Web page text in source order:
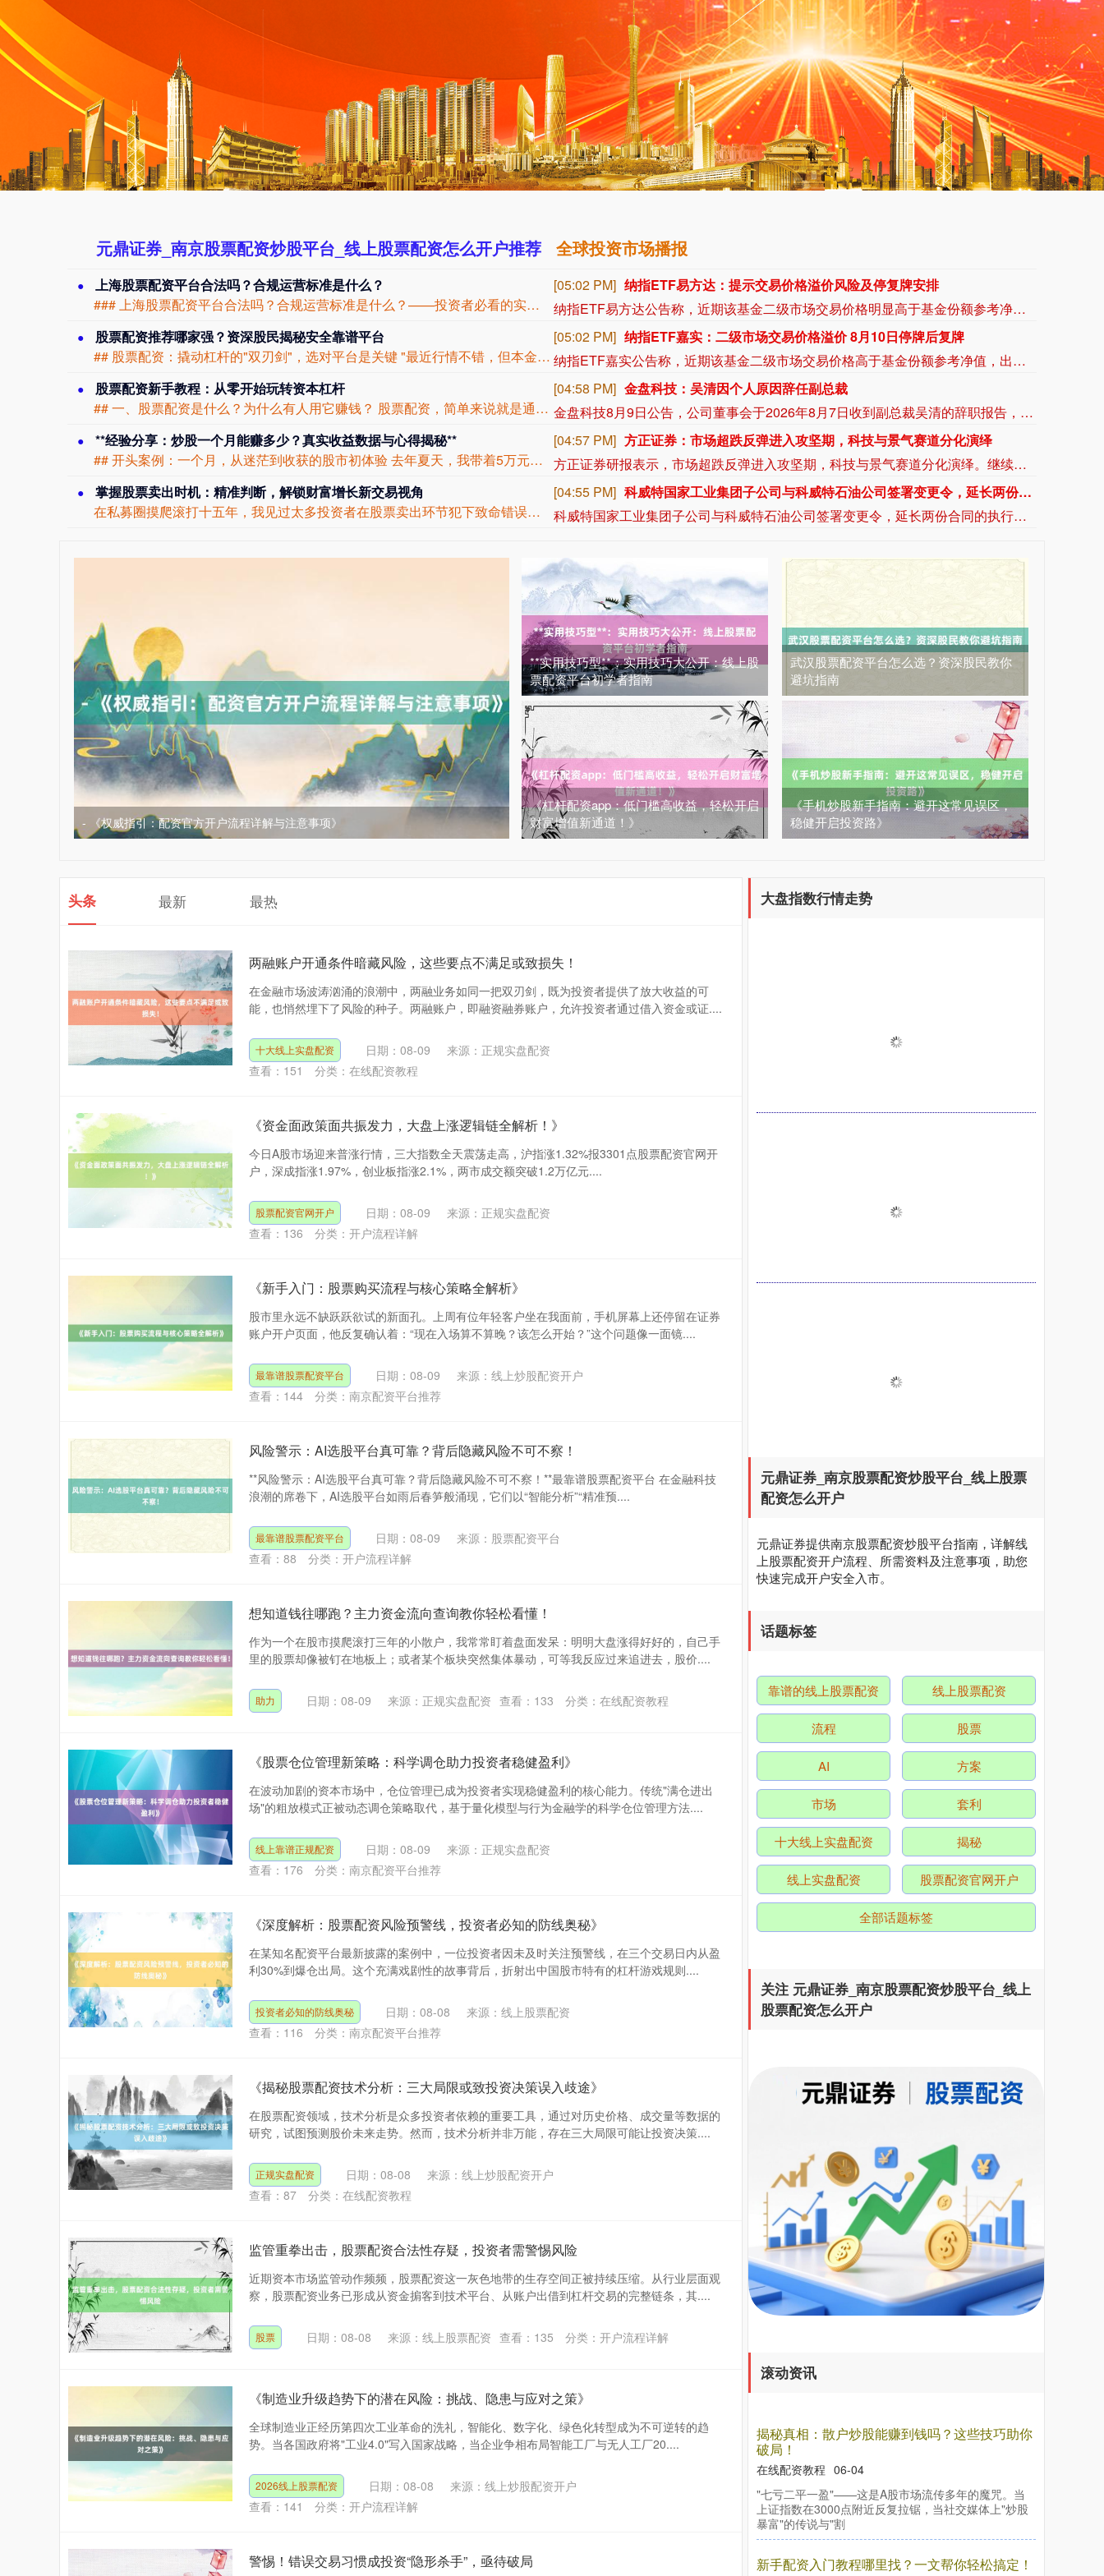
元鼎证券_南京股票配资炒股平台_线上股票配资怎么开户推荐
上海股票配资平台合法吗？合规运营标准是什么？
### 上海股票配资平台合法吗？合规运营标准是什么？——投资者必看的实用指南线上...
股票配资推荐哪家强？资深股民揭秘安全靠谱平台
## 股票配资：撬动杠杆的"双刃剑"，选对平台是关键 "最近行情不错，但本金太少...
股票配资新手教程：从零开始玩转资本杠杆
## 一、股票配资是什么？为什么有人用它赚钱？ 股票配资，简单来说就是通过向配资...
**经验分享：炒股一个月能赚多少？真实收益数据与心得揭秘**
## 开头案例：一个月，从迷茫到收获的股市初体验 去年夏天，我带着5万元本金和满...
掌握股票卖出时机：精准判断，解锁财富增长新交易视角
在私募圈摸爬滚打十五年，我见过太多投资者在股票卖出环节犯下致命错误——有人因贪婪...
全球投资市场播报
[04:54 PM] 携程：针对受台风影响相关地区酒店订单开启兜底保障措施
8月9日，受台风“白海豚”影响，在线旅游平台携程旅行启动应急保障：交通方面，携程旅行已收到国航、东航、南航、厦航等多家航空公司涉及浙江省进出港或经停航班，起飞日期在2026年8月9日—2026年8月10日的机票免费退改政策。我们会持续关注航司政策并协助用户进行机票的退改。酒店方面，针对受台风影响的相关地区，携程已开启兜底保障措施，符合以下条件的用户可免费取消：预订时间在8月9日前、入住日期为8月9日至8月10日的浙江省酒店订单；预订时间不限，入住日期为8月9日至8月10日的屏东县琉球乡酒店订单；预订时间在8月9日11:00前、入住日期为8月9日至8月11日的黄山山顶、黄山山上、黄山汤口南大门及黄山区北大门酒店订单。
[04:25 PM] 映翰通：拟以2000万元-3000万元回购公司股份
映翰通公告，拟以自有资金不低于2000万元（含）、不超过3000万元（含）回购公司股份，回购价格不超过56元/股（含），所回购股份将用于注销并相应减少注册资本。回购期限为自股东会审议通过之日起6个月。本次回购方案尚需提交公司股东会审议。
[03:54 PM] 也门胡塞武装称袭击沙特阿美公司炼油厂
萨那消息：也门胡塞武装9日称，该组织使用无人机对位于沙特阿拉伯吉赞的沙特阿美公司炼油厂发动了“精准打击”。 胡塞武装发言人叶海亚·萨雷亚在声明中说，此次打击是为了回应不久前沙特无人机侵犯也门领空的行为。 沙特阿拉伯能源部9日早些时候在社交媒体上说，位于吉赞的沙特阿美公司炼油厂的一处设施当天凌晨发生火灾。该公司工业安全消防队已将火灾扑灭，事故未造成人员伤亡。(新华社)
[03:51 PM] *ST发展：与预重整投资人签署重整投资协议，股票复牌
8月9日，*ST发展发布公告，公司于2026年8月7日与预重整牵头投资人天津景行新能企业管理咨询有限公司、共青城景行新能产业投资合伙企业（有限合伙）共同签署了《财信地产发展集团股份有限公司重整投资协议》。根据协议，公司以总股本11亿股为基数，按每10股转增约5.96113176702839股的比例实施资本公积金转增股票，共计转增6.56亿股。转增完成后，总股本将增加至17.56亿股。前述转增股票不向原股东进行分配。乙方（天津景行与共青城景行）与全部联合体投资人合计受让6.26亿股转增股票，其中乙方受让3.43亿股。重整投资款合计6.26亿元，受让价格为1元/股。公司股票将于2026年8月10日上午开市起复牌。公告提示，虽然《重整投资协议》已签署，但仍可能存在协议被终止、解除、撤销、认定无效或不能履行等风险。此外，净资产转正安排、营业收入达标安排存在无法实现的风险，如相关指标未达标，公司股票将被终止上市。公司能否被法院受理重整、后续是否进入重整程序均存在不确定性。
[03:43 PM] 宁夏建材：拟1亿-2亿元回购股份用于注销
宁夏建材公告称，公司拟以集中竞价交易方式回购股份，资金总额不低于1亿元且不超过2亿元，回购价格不超过19.47元/股，回购期限为自股东会审议通过回购方案之日起3个月内。回购股份将用于注销，预计回购数量为513.61万-1027.22万股，占总股本的1.07%-2.15%。本次回购尚需股东会审议，存在未通过、无法实施等风险。
- 《权威指引：配资官方开户流程详解与注意事项》
**实用技巧型**：实用技巧大公开：线上股
票配资平台初学者指南
《杠杆配资app：低门槛高收益，轻松开启
财富增值新通道！》
武汉股票配资平台怎么选？资深股民教你
避坑指南
《手机炒股新手指南：避开这常见误区，
稳健开启投资路》
头条 最新 最热
两融账户开通条件暗藏风险，这些要点不满足或致损失！
在金融市场波涛汹涌的浪潮中，两融业务如同一把双刃剑，既为投资者提供了放大收益的可
能，也悄然埋下了风险的种子。两融账户，即融资融券账户，允许投资者通过借入资金或证....
十大线上实盘配资 日期：08-09
来源：正规实盘配资
查看： 151 分类： 在线配资教程
《资金面政策面共振发力，大盘上涨逻辑链全解析！》
今日A股市场迎来普涨行情，三大指数全天震荡走高，沪指涨1.32%报3301点股票配资官网开
户，深成指涨1.97%，创业板指涨2.1%，两市成交额突破1.2万亿元....
股票配资官网开户 日期：08-09
来源：正规实盘配资
查看： 136 分类： 开户流程详解
《新手入门：股票购买流程与核心策略全解析》
股市里永远不缺跃跃欲试的新面孔。上周有位年轻客户坐在我面前，手机屏幕上还停留在证券
账户开户页面，他反复确认着：“现在入场算不算晚？该怎么开始？”这个问题像一面镜....
最靠谱股票配资平台 日期：08-09
来源：线上炒股配资开户
查看： 144 分类： 南京配资平台推荐
风险警示：AI选股平台真可靠？背后隐藏风险不可不察！
**风险警示：AI选股平台真可靠？背后隐藏风险不可不察！**最靠谱股票配资平台 在金融科技
浪潮的席卷下，AI选股平台如雨后春笋般涌现，它们以“智能分析”“精准预....
最靠谱股票配资平台 日期：08-09
来源：股票配资平台
查看： 88 分类： 开户流程详解
想知道钱往哪跑？主力资金流向查询教你轻松看懂！
作为一个在股市摸爬滚打三年的小散户，我常常盯着盘面发呆：明明大盘涨得好好的，自己手
里的股票却像被钉在地板上；或者某个板块突然集体暴动，可等我反应过来追进去，股价....
助力 日期：08-09 来源：正规实盘配资 查看： 133 分类： 在线配资教程
《股票仓位管理新策略：科学调仓助力投资者稳健盈利》
在波动加剧的资本市场中，仓位管理已成为投资者实现稳健盈利的核心能力。传统"满仓进出
场"的粗放模式正被动态调仓策略取代，基于量化模型与行为金融学的科学仓位管理方法....
线上靠谱正规配资 日期：08-09
来源：正规实盘配资
查看： 176 分类： 南京配资平台推荐
《深度解析：股票配资风险预警线，投资者必知的防线奥秘》
在某知名配资平台最新披露的案例中，一位投资者因未及时关注预警线，在三个交易日内从盈
利30%到爆仓出局。这个充满戏剧性的故事背后，折射出中国股市特有的杠杆游戏规则....
投资者必知的防线奥秘 日期：08-08
来源：线上股票配资
查看： 116 分类： 南京配资平台推荐
《揭秘股票配资技术分析：三大局限或致投资决策误入歧途》
在股票配资领域，技术分析是众多投资者依赖的重要工具，通过对历史价格、成交量等数据的
研究，试图预测股价未来走势。然而，技术分析并非万能，存在三大局限可能让投资决策....
正规实盘配资 日期：08-08
来源：线上炒股配资开户
查看： 87 分类： 在线配资教程
监管重拳出击，股票配资合法性存疑，投资者需警惕风险
近期资本市场监管动作频频，股票配资这一灰色地带的生存空间正被持续压缩。从行业层面观
察，股票配资业务已形成从资金掮客到技术平台、从账户出借到杠杆交易的完整链条，其....
股票 日期：08-08 来源：线上股票配资 查看： 135 分类： 开户流程详解
《制造业升级趋势下的潜在风险：挑战、隐患与应对之策》
全球制造业正经历第四次工业革命的洗礼，智能化、数字化、绿色化转型成为不可逆转的趋
势。当各国政府将"工业4.0"写入国家战略，当企业争相布局智能工厂与无人工厂20....
2026线上股票配资 日期：08-08
来源：线上炒股配资开户
查看： 141 分类： 开户流程详解
警惕！错误交易习惯成投资“隐形杀手”，亟待破局
大盘指数行情走势
元鼎证券_南京股票配资炒股平台_线上股票
配资怎么开户
元鼎证券提供南京股票配资炒股平台指南，详解线
上股票配资开户流程、所需资料及注意事项，助您
快速完成开户安全入市。
话题标签
靠谱的线上股票配资 线上股票配资
流程 股票
AI 方案
市场 套利
十大线上实盘配资 揭秘
线上实盘配资 股票配资官网开户
全部话题标签
关注 元鼎证券_南京股票配资炒股平台_线上
股票配资怎么开户
滚动资讯
揭秘真相：散户炒股能赚到钱吗？这些技巧助你
破局！
在线配资教程 06-04
"七亏二平一盈"——这是A股市场流传多年的魔咒。当
上证指数在3000点附近反复拉锯，当社交媒体上"炒股
暴富"的传说与"割
新手配资入门教程哪里找？一文帮你轻松搞定！